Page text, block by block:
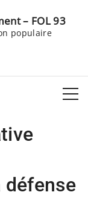
– FOL 93
populaire